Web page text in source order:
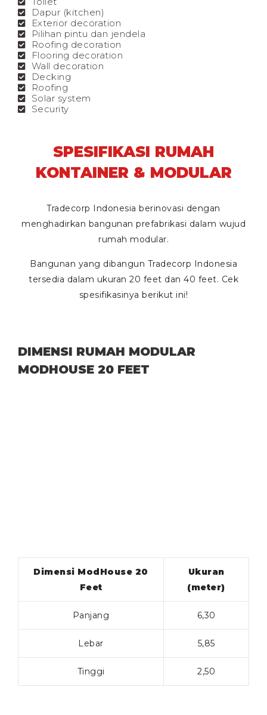
Dapur (kitchen)
Exterior decoration
Pilihan pintu dan jendela
Roofing decoration
Flooring decoration
Wall decoration
Decking
Roofing
Solar system
Security
SPESIFIKASI RUMAH
KONTAINER & MODULAR
Tradecorp Indonesia berinovasi dengan
menghadirkan bangunan prefabrikasi dalam wujud
rumah modular.
Bangunan yang dibangun Tradecorp Indonesia
tersedia dalam ukuran 20 feet dan 40 feet. Cek
spesifikasinya berikut ini!
DIMENSI RUMAH MODULAR
MODHOUSE 20 FEET
Dimensi ModHouse 20
Feet
Ukuran
(meter)
Panjang 6,30
Lebar 5,85
Tinggi 2,50